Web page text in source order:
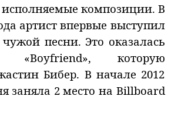
композиции. В
артист впервые выступил
песни. Это оказалась
«Boyfriend», которую
Бибер. В начале 2012
заняла 2 место на Billboard